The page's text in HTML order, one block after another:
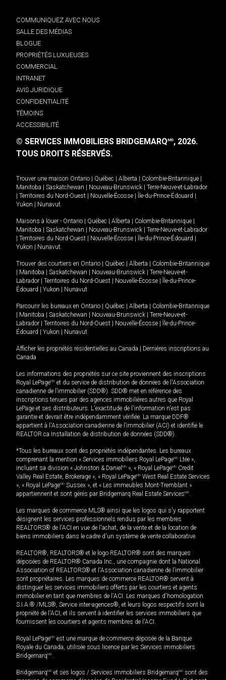
COMMUNIQUEZ AVEC NOUS
SALLE DES MÉDIAS
BLOGUE
PROPRIÉTÉS LUXUEUSES
COMMERCIAL
INTRANET
AVIS JURIDIQUE
CONFIDENTIALITÉ
TÉMOINS
ACCESSIBILITÉ
© SERVICES IMMOBILIERS BRIDGEMARQMD, 2026.
TOUS DROITS RÉSERVÉS.
Trouver une maison Ontario Québec Alberta Colombie-Britannique
Manitoba
Saskatchewan Nouveau-Brunswick
Terre-Neuve-et-Labrador
Territoires du Nord-Ouest Nouvelle-Écosse Île-du-Prince-Édouard
Yukon
Nunavut.
Maisons à louer - Ontario Québec Alberta Colombie-Britannique
Manitoba
Saskatchewan Nouveau-Brunswick
Terre-Neuve-et-Labrador
Territoires du Nord-Ouest Nouvelle-Écosse Île-du-Prince-Édouard
Yukon
Nunavut.
Trouver des courtiers en Ontario Québec Alberta
Colombie-Britannique
Manitoba Saskatchewan Nouveau-Brunswick
Terre-Neuve-et-
Labrador
Territoires du Nord-Ouest Nouvelle-Écosse
Île-du-Prince-
Édouard
Yukon Nunavut
Parcourir les bureaux en Ontario Québec Alberta
Colombie-Britannique
Manitoba Saskatchewan Nouveau-Brunswick
Terre-Neuve-et-
Labrador
Territoires du Nord-Ouest Nouvelle-Écosse
Île-du-Prince-
Édouard
Yukon Nunavut
Afficher les propriétés résidentielles au Canada
Dernières inscriptions au
Canada
Les informations des propriétés sur ce site proviennent des inscriptions
Royal LePageMD et du service de distribution de données de l'Association
canadienne de l’immobilier (SDD®). SDD® met en référence des
inscriptions tenues par des agences immobilières autres que Royal
LePage et ses distributeurs. L'exactitude de l'information n'est pas
garantie et devrait être indépendamment vérifiée. La marque DDF®
appartient à l'Association canadienne de l’immobilier (ACI) et identifie le
REALTOR.ca Installation de distribution de données (SDD®).
*Tous les bureaux sont des propriétés indépendantes. Les bureaux
comprenant la mention « Services immobiliers Royal LePageMD Ltée »,
incluant sa division « Johnston & Daniel MD », « Royal LePageMD Credit
Valley Real Estate, Brokerage », « Royal LePageMD West Real Estate Services
», « Royal LePageMD Sussex », et « Les immeubles Mont-Tremblant »
appartiennent et sont gérés par Bridgemarq Real Estate ServicesMD.
Les marques de commerce MLS® ainsi que les logos qui s'y rapportent
désignent les services professionnels rendus par les membres
REALTORS® de l'ACI en vue de l'achat, de la vente et de la location de
biens immobiliers dans le cadre d'un système de vente collaborative.
REALTOR®, REALTORS® et le logo REALTOR® sont des marques
déposées de REALTOR® Canada Inc., une compagnie dont la National
Association of REALTORS® et l'Association canadienne de l’immobilier
sont propriétaires. Les marques de commerce REALTOR® servent à
distinguer les services immobiliers offerts par les courtiers et agents
immobilier en tant que membres de l'ACI. Les marques d'homologation
S.I.A.® /MLS®, Service inter-agences®, et leurs logos respectifs sont la
propriété de l'ACI, et ils servent à identifier les services immobiliers que
fournissent les courtiers et agents membres de l'ACI.
Royal LePageMD est une marque de commerce déposée de la Banque
Royale du Canada, utilisée sous licence par les Services immobiliers
BridgemarqMD.
BridgemarqMD et ses logos / Services immobiliers BridgemarqMD sont des